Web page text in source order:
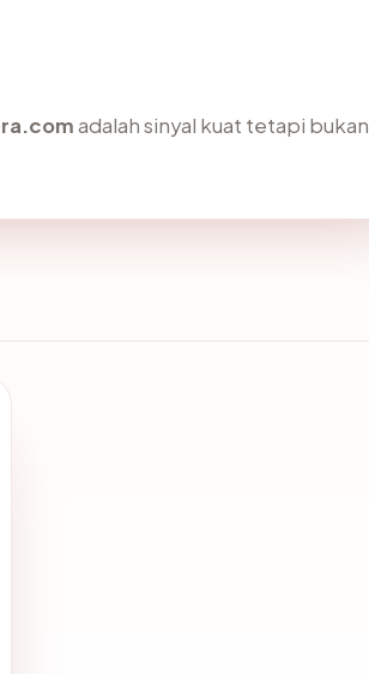
adalah sinyal kuat tetapi bukan